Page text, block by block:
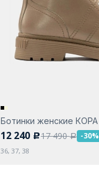
Ботинки женские КОРА
12 240 c17 490a -30%
36, 37, 38